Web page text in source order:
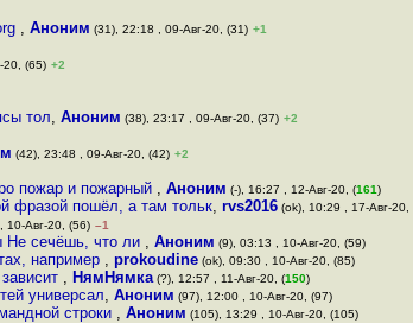
, Аноним (31), 22:18 , 09-Авг-20, (31) +1
20, (65) +2
тол, Аноним (38), 23:17 , 09-Авг-20, (37) +2
(42), 23:48 , 09-Авг-20, (42) +2
пожар и пожарный , Аноним (-), 16:27 , 12-Авг-20, (161)
фразой пошёл, а там тольк, rvs2016 (ok), 10:29 , 17-Авг-20,
10-Авг-20, (56) –1
Не сечёшь, что ли , Аноним (9), 03:13 , 10-Авг-20, (59)
например , prokoudine (ok), 09:30 , 10-Авг-20, (85)
, НямНямка (?), 12:57 , 11-Авг-20, (150)
универсал, Аноним (97), 12:00 , 10-Авг-20, (97)
строки , Аноним (105), 13:29 , 10-Авг-20, (105)